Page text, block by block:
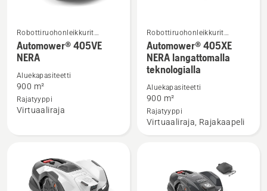
Katso
lisätietoja
Automower®
405VE
NERA
Robottiruohonleikkurit
kotikäyttöön
Automower® 405VE
NERA
Aluekapasiteetti
900 m²
Rajatyyppi
Virtuaaliraja
Katso
lisätietoja
tuotteesta
Automower®
405XE
NERA
langattomalla
Robottiruohonleikkurit
kotikäyttöön
Automower® 405XE
NERA langattomalla
teknologialla
Aluekapasiteetti
900 m²
Rajatyyppi
Virtuaaliraja, Rajakaapeli